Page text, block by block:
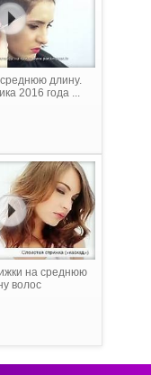
длину.
2016 года ...
на среднюю
волос